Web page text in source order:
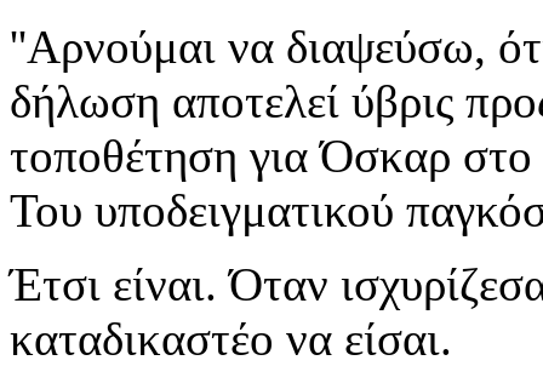
''Αρνούμαι να διαψεύσω,
δήλωση αποτελεί ύβρις
τοποθέτηση για Όσκαρ
Του υποδειγματικού
Έτσι είναι. Όταν
καταδικαστέο να είσαι.